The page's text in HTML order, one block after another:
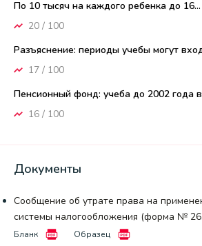
По 10 тысяч на каждого ребенка до 16...
20 / 100
Разъяснение: периоды учебы могут
17 / 100
Пенсионный фонд: учеба до 2002 года
16 / 100
Документы
Сообщение об утрате права на
системы налогообложения (форма №
Бланк Образец